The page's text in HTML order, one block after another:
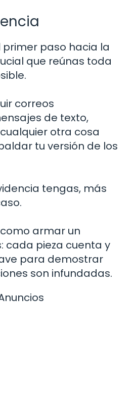
paso hacia la
que reúnas toda
correos
de texto,
otra cosa
tu versión de los
tengas, más
armar un
cada pieza cuenta y
para demostrar
son infundadas.